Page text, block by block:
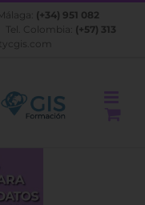
(+34) 951 082
Colombia: (+57) 313